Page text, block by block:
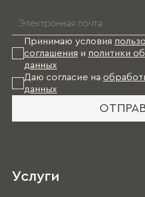
Принимаю условия
соглашения и политики
данных
Даю согласие на
данных
Услуги